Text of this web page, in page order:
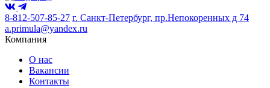
8-812-507-85-27 г. Санкт-Петербург, пр.Непокоренных д 74
a.primula@yandex.ru
Компания
О нас
Вакансии
Контакты